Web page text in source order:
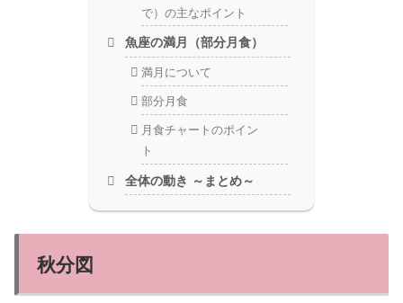
で）の主なポイント
魚座の満月（部分月食）
満月について
部分月食
月食チャートのポイン
ト
全体の動き ～まとめ～
秋分図